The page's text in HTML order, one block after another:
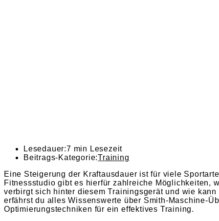
Lesedauer:7 min Lesezeit
Beitrags-Kategorie:Training
Eine Steigerung der Kraftausdauer ist für viele
Fitnessstudio gibt es hierfür zahlreiche Möglichkeiten,
verbirgt sich hinter diesem Trainingsgerät und wie
erfährst du alles Wissenswerte über Smith-Maschine-
Optimierungstechniken für ein effektives Training.